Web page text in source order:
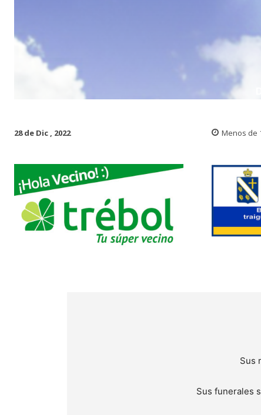
28 de Dic , 2022 Menos de
Sus
Sus funerales